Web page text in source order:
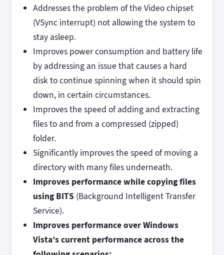
Addresses the problem of the Video chipset
(VSync interrupt) not allowing the system to
stay asleep.
Improves power consumption and battery life
by addressing an issue that causes a hard
disk to continue spinning when it should spin
down, in certain circumstances.
Improves the speed of adding and extracting
files to and from a compressed (zipped)
folder.
Significantly improves the speed of moving a
directory with many files underneath.
Improves performance while copying files
using BITS (Background Intelligent Transfer
Service).
Improves performance over Windows
Vista’s current performance across the